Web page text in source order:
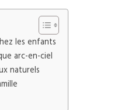
les enfants
arc-en-ciel
naturels